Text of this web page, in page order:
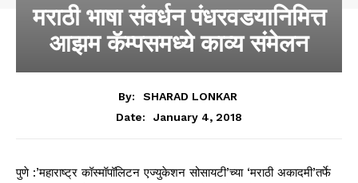
मराठी भाषा संवर्धन पंधरवडयानिमित्त
आझम कॅम्पसमध्ये काव्य संमेलन
By:
SHARAD LONKAR
Date:
January 4, 2018
पुणे :’महाराष्ट्र कॉस्मॉपॉलिटन एज्युकेशन सोसायटी’च्या ‘मराठी अकादमी’तर्फे